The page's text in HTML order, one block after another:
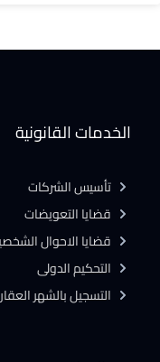
الخدمات القانونية
تأسيس الشركات
قضايا التعويضات
قضايا الاحوال
التحكيم الدولى
التسجيل بالشهر